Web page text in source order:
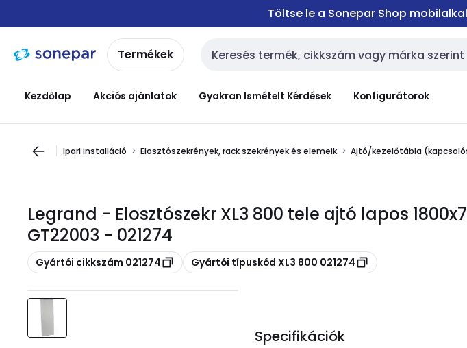
navigációhoztartalomra
Töltse le a Sonepar Shop
Termékek Keresési bemenet
Kezdőlap Akciós ajánlatok Gyakran Ismételt Kérdések Konfigurátorok
Ipari installáció Elosztószekrények, rack szekrények és elemeik Ajtó/kezelőtábla
Legrand - Elosztószekr XL3 800 tele ajtó lapos
GT22003 - 021274
Másolás
Gyártói cikkszám 021274 Másolás
Gyártói típuskód XL3 800 021274
Specifikációk